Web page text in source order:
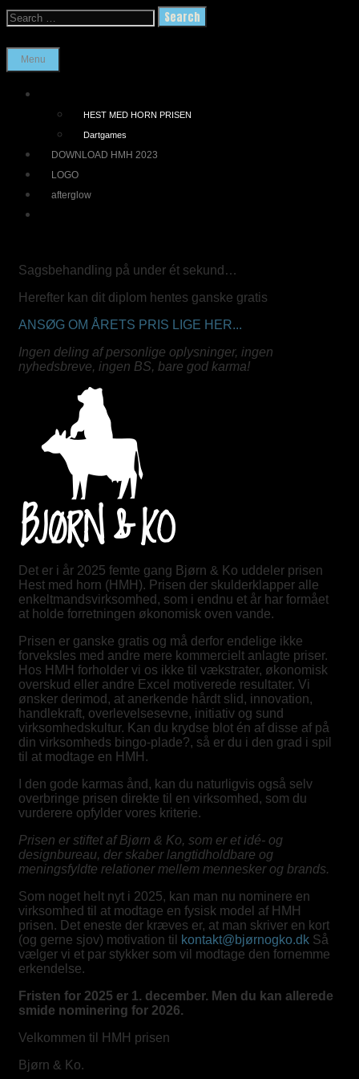
Skip
to
Search
for:
Menu
HEST MED HORN PRISEN
Dartgames
DOWNLOAD HMH 2023
LOGO
afterglow
Sagsbehandling på under ét sekund…
Herefter kan dit diplom hentes ganske gratis
ANSØG OM ÅRETS PRIS LIGE HER...
Ingen deling af personlige oplysninger, ingen
nyhedsbreve, ingen BS, bare god karma!
Det er i år 2025 femte gang Bjørn & Ko uddeler prisen
Hest med horn (HMH). Prisen der skulderklapper alle
enkeltmandsvirksomhed, som i endnu et år har formået
at holde forretningen økonomisk oven vande.
Prisen er ganske gratis og må derfor endelige ikke
forveksles med andre mere kommercielt anlagte priser.
Hos HMH forholder vi os ikke til vækstrater, økonomisk
overskud eller andre Excel motiverede resultater. Vi
ønsker derimod, at anerkende hårdt slid, innovation,
handlekraft, overlevelsesevne, initiativ og sund
virksomhedskultur. Kan du krydse blot én af disse af på
din virksomheds bingo-plade?, så er du i den grad i spil
til at modtage en HMH.
I den gode karmas ånd, kan du naturligvis også selv
overbringe prisen direkte til en virksomhed, som du
vurderere opfylder vores kriterie.
Prisen er stiftet af Bjørn & Ko, som er et idé- og
designbureau, der skaber langtidholdbare og
meningsfyldte relationer mellem mennesker og brands.
Som noget helt nyt i 2025, kan man nu nominere en
virksomhed til at modtage en fysisk model af HMH
prisen. Det eneste der kræves er, at man skriver en kort
(og gerne sjov) motivation til
kontakt@bjørnogko.dk Så
vælger vi et par stykker som vil modtage den fornemme
erkendelse.
Fristen for 2025 er 1. december. Men du kan allerede
smide nominering for 2026.
Velkommen til HMH prisen
Bjørn & Ko.